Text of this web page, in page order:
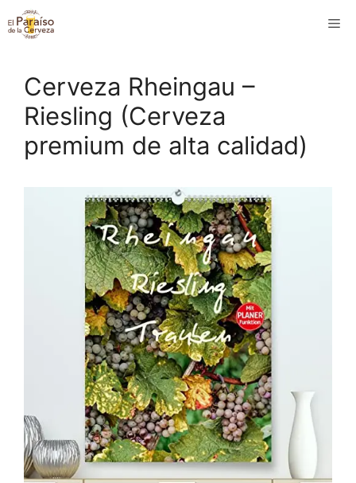
Saltar
al
Cerveza Rheingau –
Riesling (Cerveza
premium de alta calidad)